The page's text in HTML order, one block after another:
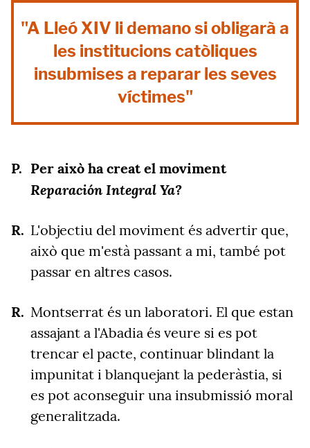
"A Lleó XIV li demano si obligarà a
les institucions catòliques
insubmises a reparar les seves
víctimes"
Per això ha creat el moviment
Reparación Integral Ya?
L'objectiu del moviment és advertir que,
això que m'està passant a mi, també pot
passar en altres casos.
Montserrat és un laboratori. El que estan
assajant a l'Abadia és veure si es pot
trencar el pacte, continuar blindant la
impunitat i blanquejant la pederàstia, si
es pot aconseguir una insubmissió moral
generalitzada.